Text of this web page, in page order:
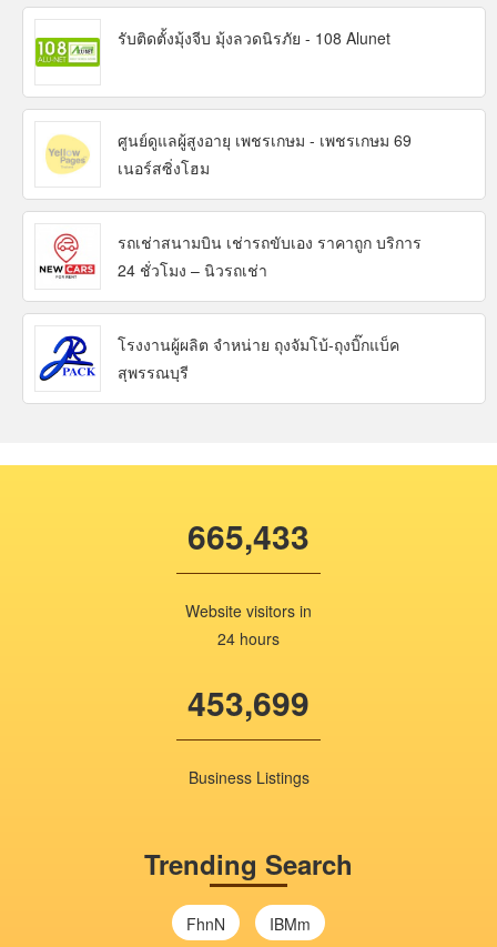
รับติดตั้งมุ้งจีบ มุ้งลวดนิรภัย - 108 Alunet
ศูนย์ดูแลผู้สูงอายุ เพชรเกษม - เพชรเกษม 69
เนอร์สซิ่งโฮม
รถเช่าสนามบิน เช่ารถขับเอง ราคาถูก บริการ
24 ชั่วโมง – นิวรถเช่า
โรงงานผู้ผลิต จำหน่าย ถุงจัมโบ้-ถุงบิ๊กแบ็ค
สุพรรณบุรี
665,433
Website visitors in
24 hours
453,699
Business Listings
Trending Search
FhnN IBMm